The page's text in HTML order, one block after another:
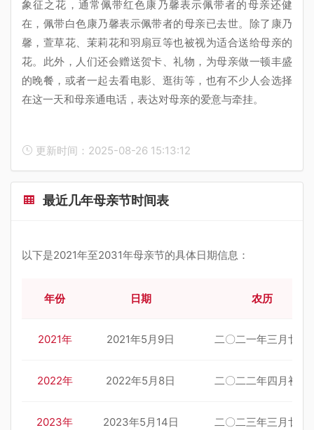
象征之花，通常佩带红色康乃馨表示佩带者的母亲还健
在，佩带白色康乃馨表示佩带者的母亲已去世。除了康乃
馨，萱草花、茉莉花和羽扇豆等也被视为适合送给母亲的
花。此外，人们还会赠送贺卡、礼物，为母亲做一顿丰盛
的晚餐，或者一起去看电影、逛街等，也有不少人会选择
在这一天和母亲通电话，表达对母亲的爱意与牵挂。
更新时间：2025-08-26 15:13:12
最近几年母亲节时间表
以下是2021年至2031年母亲节的具体日期信息：
年份 日期 农历
2021年 2021年5月9日 二〇二一年三月廿八
2022年 2022年5月8日 二〇二二年四月初八
2023年 2023年5月14日 二〇二三年三月廿五